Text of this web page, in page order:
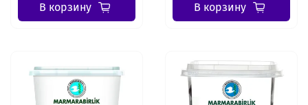
В корзину В корзину